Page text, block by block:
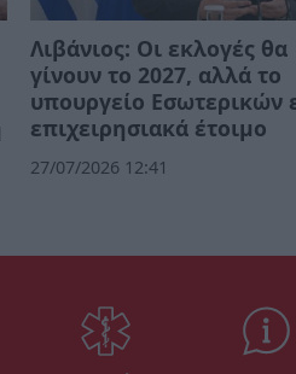
Λιβάνιος: Οι εκλογές θα
γίνουν το 2027, αλλά το
υπουργείο Εσωτερικών
επιχειρησιακά έτοιμο
27/07/2026 12:41